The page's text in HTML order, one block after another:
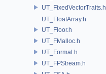
UT_FixedVectorTraits.h
UT_FloatArray.h
UT_Floor.h
UT_FMalloc.h
UT_Format.h
UT_FPStream.h